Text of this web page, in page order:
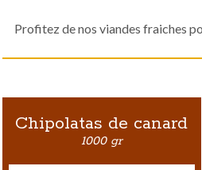
Profitez de nos viandes fraiches
Chipolatas de canard
1000 gr